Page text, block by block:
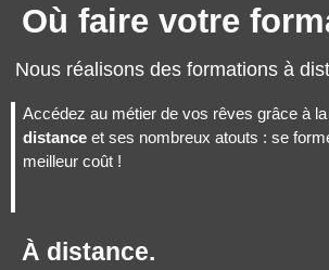
Où faire votre
Nous réalisons des formations à
Accédez au métier de vos rêves grâce à la
distance et ses nombreux atouts : se
meilleur coût !
À distance.